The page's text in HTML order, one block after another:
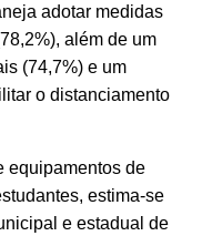
adotar medidas
além de um
(74,7%) e um
o distanciamento
equipamentos de
estima-se
e estadual de